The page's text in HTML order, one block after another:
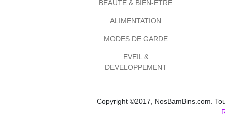
BEAUTE & BIEN-ETRE
ALIMENTATION
MODES DE GARDE
EVEIL &
DEVELOPPEMENT
Copyright ©2017, NosBamBins.com.